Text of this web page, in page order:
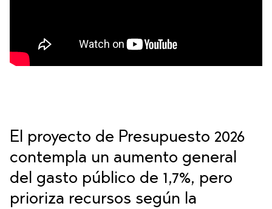
El proyecto de Presupuesto 2026
contempla un aumento general
del gasto público de 1,7%, pero
prioriza recursos según la